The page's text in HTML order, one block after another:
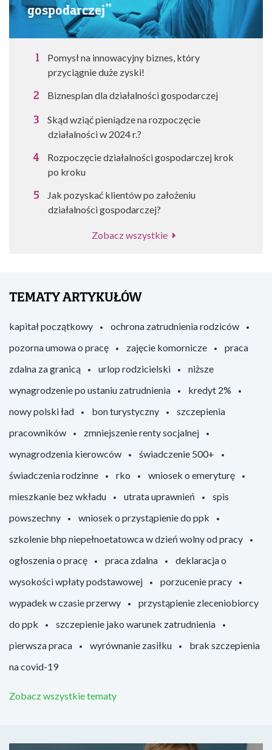
gospodarczej”
Pomysł na innowacyjny biznes, który
przyciągnie duże zyski!
Biznesplan dla działalności gospodarczej
Skąd wziąć pieniądze na rozpoczęcie
działalności w 2024 r.?
Rozpoczęcie działalności gospodarczej krok
po kroku
Jak pozyskać klientów po założeniu
działalności gospodarczej?
Zobacz wszystkie
TEMATY ARTYKUŁÓW
kapitał początkowy
ochrona zatrudnienia rodziców
pozorna umowa o pracę
zajęcie komornicze
praca
zdalna za granicą
urlop rodzicielski
niższe
wynagrodzenie po ustaniu zatrudnienia
kredyt 2%
nowy polski ład
bon turystyczny
szczepienia
pracowników
zmniejszenie renty socjalnej
wynagrodzenia kierowców
świadczenie 500+
świadczenia rodzinne
rko
wniosek o emeryturę
mieszkanie bez wkładu
utrata uprawnień
spis
powszechny
wniosek o przystąpienie do ppk
szkolenie bhp niepełnoetatowca w dzień wolny od pracy
ogłoszenia o pracę
praca zdalna
deklaracja o
wysokości wpłaty podstawowej
porzucenie pracy
wypadek w czasie przerwy
przystąpienie zleceniobiorcy
do ppk
szczepienie jako warunek zatrudnienia
pierwsza praca
wyrównanie zasiłku
brak szczepienia
na covid-19
Zobacz wszystkie tematy